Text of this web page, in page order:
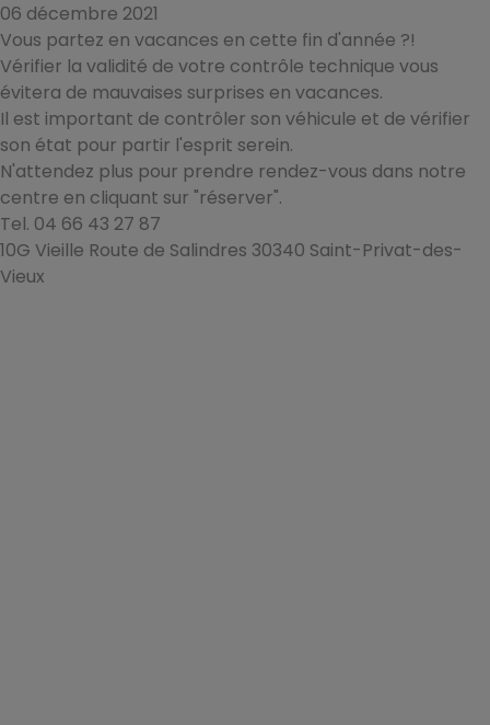
06 décembre 2021
Vous partez en vacances en cette fin d'année ?!
Vérifier la validité de votre contrôle technique vous
évitera de mauvaises surprises en vacances.
Il est important de contrôler son véhicule et de vérifier
son état pour partir l'esprit serein.
N'attendez plus pour prendre rendez-vous dans notre
centre en cliquant sur "réserver".
Tel. 04 66 43 27 87
10G Vieille Route de Salindres 30340 Saint-Privat-des-
Vieux